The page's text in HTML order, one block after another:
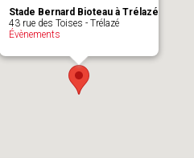
Stade Bernard Bioteau à Trélazé
43 rue des Toises - Trélazé
Évènements